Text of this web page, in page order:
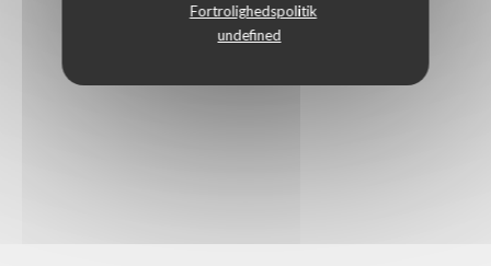
Fortrolighedspolitik
undefined